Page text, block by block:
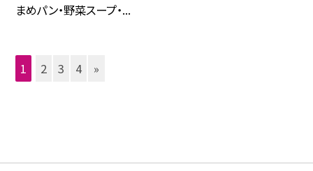
まめパン・野菜スープ・...
1 2 3 4 »